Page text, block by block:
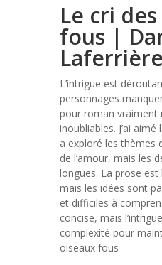
Le cri
fous |
Laferrière
L’intrigue est
personnages
pour roman vraiment
inoubliables. J’ai
a exploré les thèmes
de l’amour, mais les
longues. La prose est
mais les idées sont
et difficiles à
concise, mais
complexité pour
oiseaux fous